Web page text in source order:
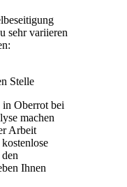
sehr variieren
Stelle
in Oberrot bei
machen
Arbeit
Ihnen